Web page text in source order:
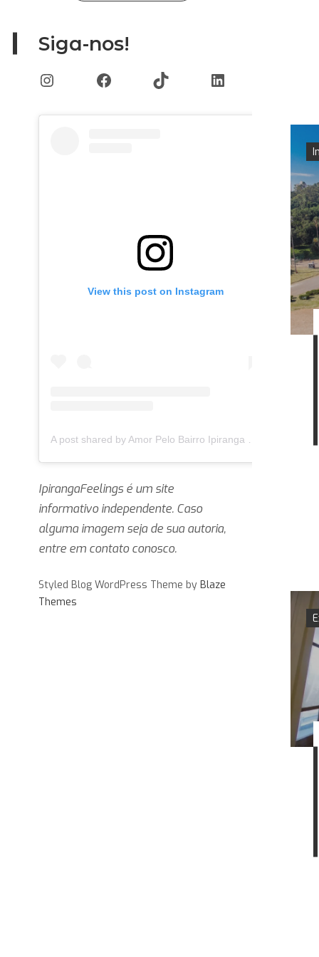
Siga-nos!
InstagramFacebookTikTok LinkedIn
View this post on Instagram
IpirangaFeelings é um site
informativo independente. Caso
alguma imagem seja de sua autoria,
entre em contato conosco.
Styled Blog WordPress Theme by Blaze
Themes